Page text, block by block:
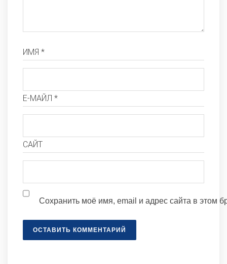
ИМЯ *
Е-МАЙЛ *
САЙТ
Сохранить моё имя, email и адрес сайта в этом
ОСТАВИТЬ КОММЕНТАРИЙ